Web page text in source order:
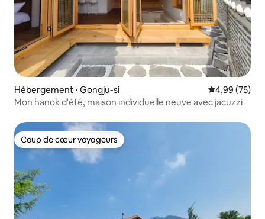
Hébergement ⋅ Gongju-si Évaluation
4,99 (75)
Mon hanok d'été, maison individuelle neuve avec jacuzzi
Coup de cœur voyageurs
Coup de cœur voyageurs